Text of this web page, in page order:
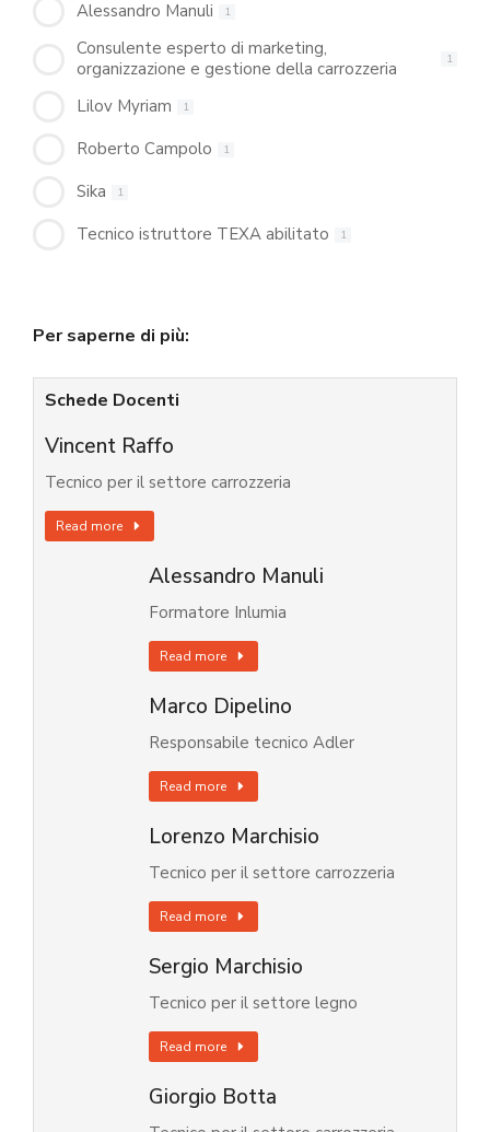
Alessandro Manuli 1
Consulente esperto di marketing,
organizzazione e gestione della carrozzeria
1
Lilov Myriam 1
Roberto Campolo 1
Sika 1
Tecnico istruttore TEXA abilitato 1
Per saperne di più:
Schede Docenti
Vincent Raffo
Tecnico per il settore carrozzeria
Read more
Alessandro Manuli
Formatore Inlumia
Read more
Marco Dipelino
Responsabile tecnico Adler
Read more
Lorenzo Marchisio
Tecnico per il settore carrozzeria
Read more
Sergio Marchisio
Tecnico per il settore legno
Read more
Giorgio Botta